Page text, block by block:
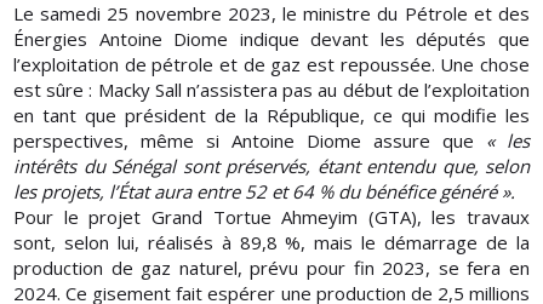
Le samedi 25 novembre 2023, le ministre du Pétrole et des
Énergies Antoine Diome indique devant les députés que
l’exploitation de pétrole et de gaz est repoussée. Une chose
est sûre : Macky Sall n’assistera pas au début de l’exploitation
en tant que président de la République, ce qui modifie les
perspectives, même si Antoine Diome assure que « les
intérêts du Sénégal sont préservés, étant entendu que, selon
les projets, l’État aura entre 52 et 64 % du bénéfice généré ».
Pour le projet Grand Tortue Ahmeyim (GTA), les travaux
sont, selon lui, réalisés à 89,8 %, mais le démarrage de la
production de gaz naturel, prévu pour fin 2023, se fera en
2024. Ce gisement fait espérer une production de 2,5 millions